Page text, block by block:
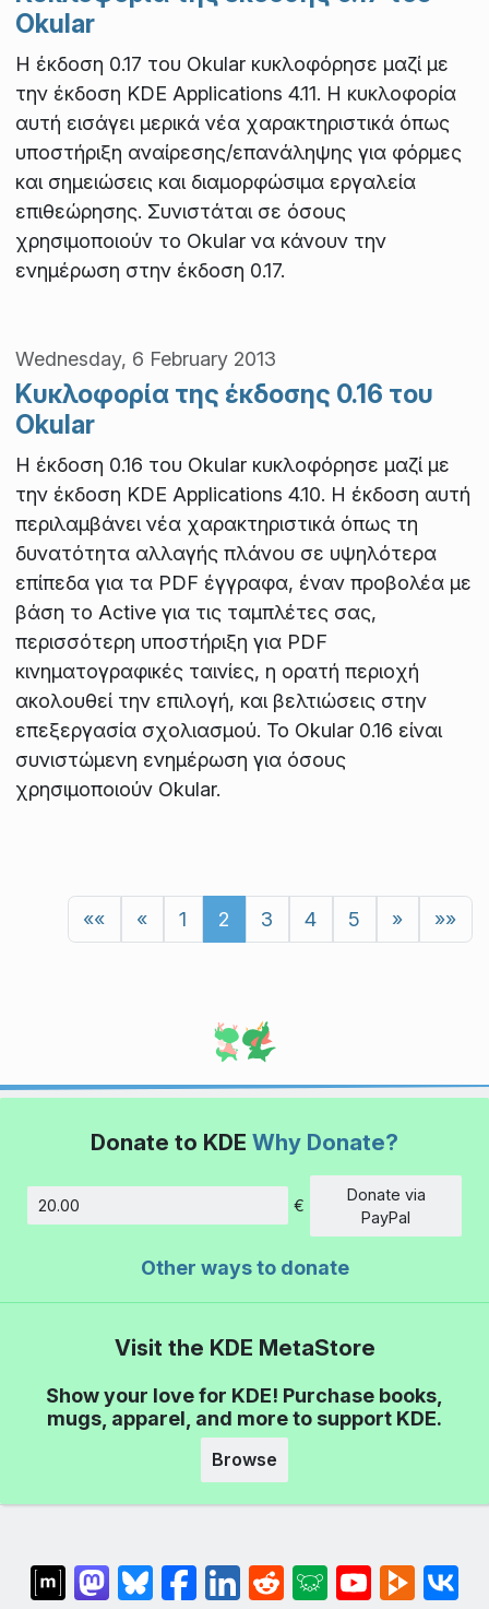
Okular
Η έκδοση 0.17 του Okular κυκλοφόρησε μαζί με
την έκδοση KDE Applications 4.11. Η κυκλοφορία
αυτή εισάγει μερικά νέα χαρακτηριστικά όπως
υποστήριξη αναίρεσης/επανάληψης για φόρμες
και σημειώσεις και διαμορφώσιμα εργαλεία
επιθεώρησης. Συνιστάται σε όσους
χρησιμοποιούν το Okular να κάνουν την
ενημέρωση στην έκδοση 0.17.
Wednesday, 6 February 2013
Κυκλοφορία της έκδοσης 0.16 του
Okular
Η έκδοση 0.16 του Okular κυκλοφόρησε μαζί με
την έκδοση KDE Applications 4.10. Η έκδοση αυτή
περιλαμβάνει νέα χαρακτηριστικά όπως τη
δυνατότητα αλλαγής πλάνου σε υψηλότερα
επίπεδα για τα PDF έγγραφα, έναν προβολέα με
βάση το Active για τις ταμπλέτες σας,
περισσότερη υποστήριξη για PDF
κινηματογραφικές ταινίες, η ορατή περιοχή
ακολουθεί την επιλογή, και βελτιώσεις στην
επεξεργασία σχολιασμού. Το Okular 0.16 είναι
συνιστώμενη ενημέρωση για όσους
χρησιμοποιούν Okular.
«« « 1 2 3 4 5 » »»
Donate to KDE Why Donate?
Amount
€
Donate via
PayPal
Other ways to donate
Visit the KDE MetaStore
Show your love for KDE! Purchase books,
mugs, apparel, and more to support KDE.
Browse